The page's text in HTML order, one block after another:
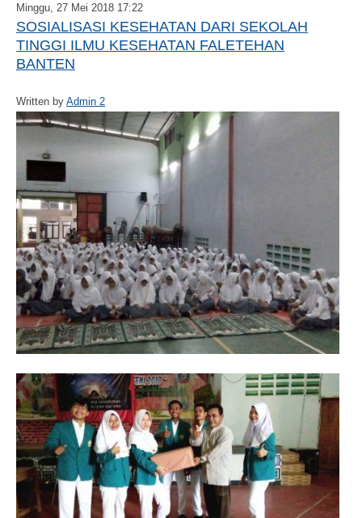
Minggu, 27 Mei 2018 17:22
SOSIALISASI KESEHATAN DARI SEKOLAH
TINGGI ILMU KESEHATAN FALETEHAN
BANTEN
Written by Admin 2